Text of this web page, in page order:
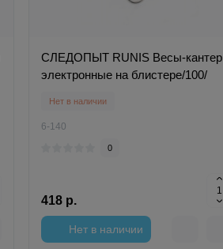
СЛЕДОПЫТ RUNIS Весы-кантер
электронные на блистере/100/
Нет в наличии
6-140
0
418 р.
Нет в наличии